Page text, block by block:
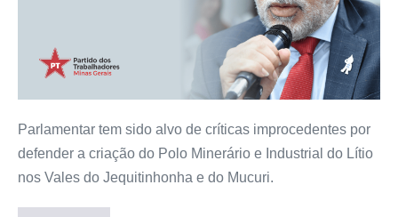
Parlamentar tem sido alvo de críticas improcedentes por
defender a criação do Polo Minerário e Industrial do Lítio
nos Vales do Jequitinhonha e do Mucuri.